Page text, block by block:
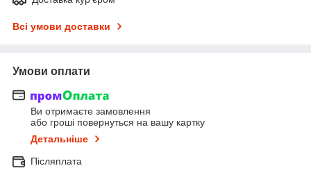
Всі умови доставки
Умови оплати
Ви отримаєте замовлення
або гроші повернуться на вашу картку
Детальніше
Післяплата